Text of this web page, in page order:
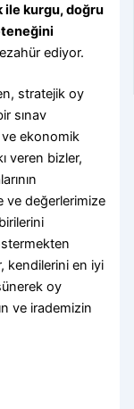
ile kurgu, doğru
ediyor.
stratejik oy
sınav
ekonomik
veren bizler,
ve değerlerimize
kendilerini en iyi
oy
ve irademizin